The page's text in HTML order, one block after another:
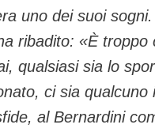
uno dei suoi
ribadito: «È
qualsiasi sia lo
ci sia
al Bernardini